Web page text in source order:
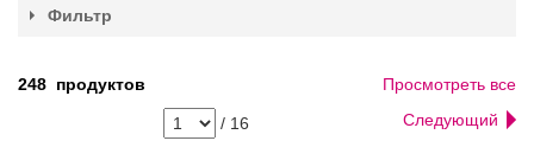
Фильтр
248 продуктов Просмотреть все
/ 16 Следующий